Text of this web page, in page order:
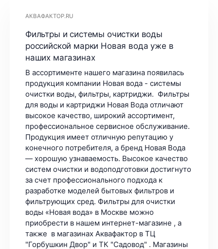
АКВАФАКТОР.RU
Фильтры и системы очистки воды
российской марки Новая вода уже в
наших магазинах
В ассортименте нашего магазина появилась
продукция компании Новая вода - системы
очистки воды, фильтры, картриджи. Фильтры
для воды и картриджи Новая Вода отличают
высокое качество, широкий ассортимент,
профессиональное сервисное обслуживание.
Продукция имеет отличную репутацию у
конечного потребителя, а бренд Новая Вода
— хорошую узнаваемость. Высокое качество
систем очистки и водоподготовки достигнуто
за счет профессионального подхода к
разработке моделей бытовых фильтров и
фильтрующих сред. Фильтры для очистки
воды «Новая вода» в Москве можно
приобрести в нашем интернет-магазине , а
также в магазинах Аквафактор в ТЦ
"Горбушкин Двор" и ТК "Садовод" . Магазины